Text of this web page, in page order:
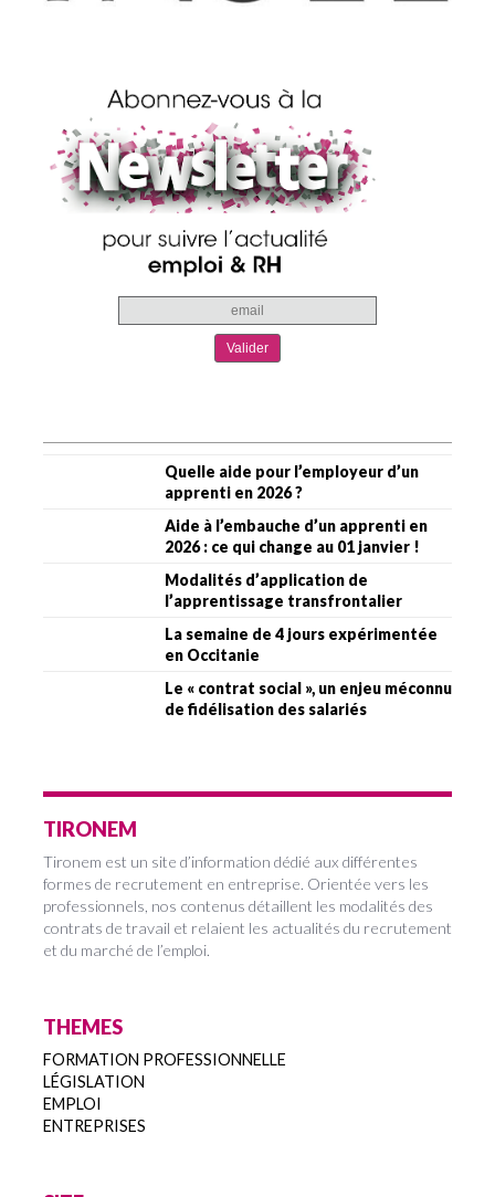
Quelle aide pour l’employeur d’un
apprenti en 2026 ?
Aide à l’embauche d’un apprenti en
2026 : ce qui change au 01 janvier !
Modalités d’application de
l’apprentissage transfrontalier
La semaine de 4 jours expérimentée
en Occitanie
Le « contrat social », un enjeu méconnu
de fidélisation des salariés
TIRONEM
Tironem est un site d’information dédié aux différentes
formes de recrutement en entreprise. Orientée vers les
professionnels, nos contenus détaillent les modalités des
contrats de travail et relaient les actualités du recrutement
et du marché de l’emploi.
THEMES
FORMATION PROFESSIONNELLE
LÉGISLATION
EMPLOI
ENTREPRISES